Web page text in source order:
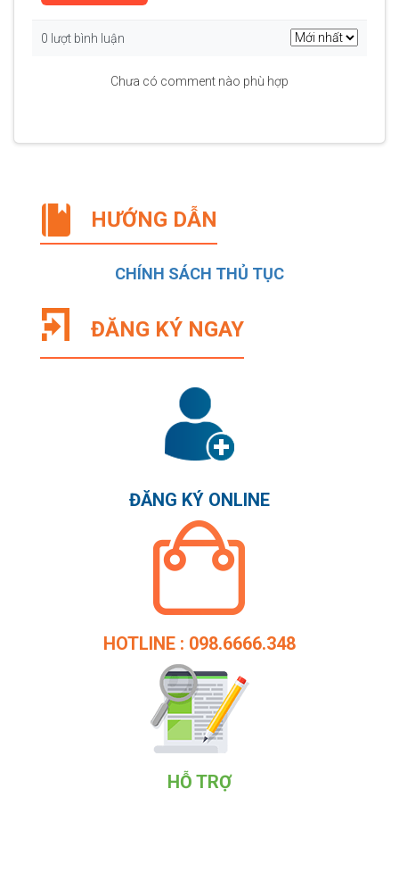
0 lượt bình luận
Chưa có comment nào phù hợp
HƯỚNG DẪN
CHÍNH SÁCH THỦ TỤC
ĐĂNG KÝ NGAY
ĐĂNG KÝ ONLINE
HOTLINE : 098.6666.348
HỖ TRỢ